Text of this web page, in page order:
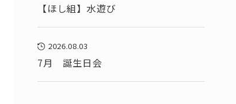
【ほし組】水遊び
2026.08.03
7月 誕生日会